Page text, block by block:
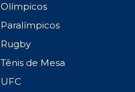
Olímpicos
Paralímpicos
Rugby
Tênis de Mesa
UFC